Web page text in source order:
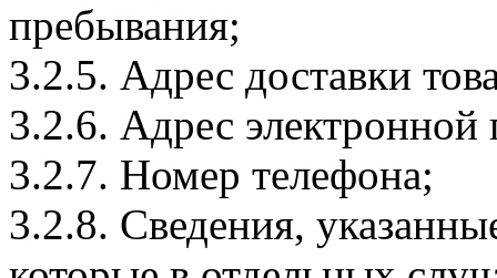
пребывания;
3.2.5. Адрес доставки
3.2.6. Адрес электронной
3.2.7. Номер телефона;
3.2.8. Сведения,